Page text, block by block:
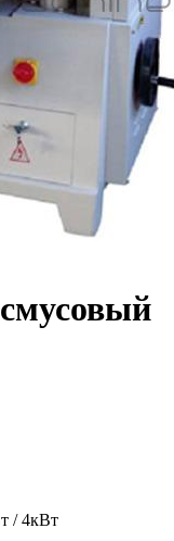
/ 4кВт